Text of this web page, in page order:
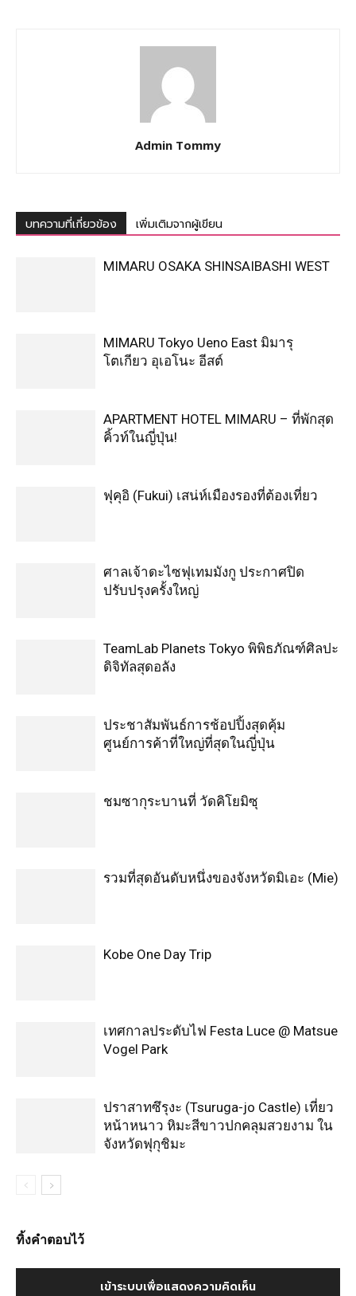
Admin Tommy
บทความที่เกี่ยวข้อง เพิ่มเติมจากผู้เขียน
MIMARU OSAKA SHINSAIBASHI WEST
MIMARU Tokyo Ueno East มิมารุ
โตเกียว อุเอโนะ อีสต์
APARTMENT HOTEL MIMARU – ที่พักสุด
คิ้วท์ในญี่ปุ่น!
ฟุคุอิ (Fukui) เสน่ห์เมืองรองที่ต้องเที่ยว
ศาลเจ้าดะไซฟุเทมมังกู ประกาศปิด
ปรับปรุงครั้งใหญ่
TeamLab Planets Tokyo พิพิธภัณฑ์ศิลปะ
ดิจิทัลสุดอลัง
ประชาสัมพันธ์การช้อปปิ้งสุดคุ้ม
ศูนย์การค้าที่ใหญ่ที่สุดในญี่ปุ่น
ชมซากุระบานที่ วัดคิโยมิซุ
รวมที่สุดอันดับหนึ่งของจังหวัดมิเอะ (Mie)
Kobe One Day Trip
เทศกาลประดับไฟ Festa Luce @ Matsue
Vogel Park
ปราสาทซึรุงะ (Tsuruga-jo Castle) เที่ยว
หน้าหนาว หิมะสีขาวปกคลุมสวยงาม ใน
จังหวัดฟุกุชิมะ
ทิ้งคำตอบไว้
เข้าระบบเพื่อแสดงความคิดเห็น